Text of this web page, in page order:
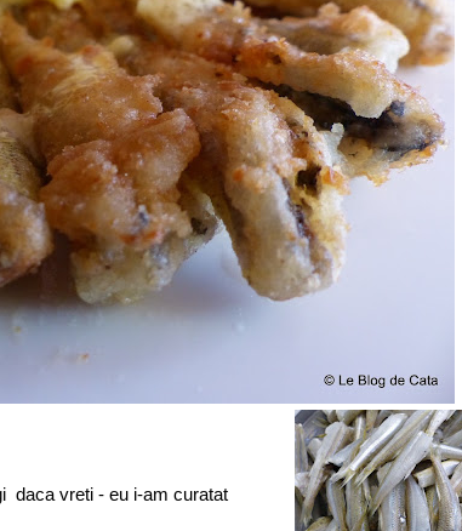
daca vreti - eu i-am curatat